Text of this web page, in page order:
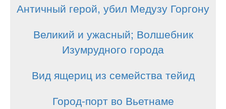
Античный герой, убил Медузу Горгону
Великий и ужасный; Волшебник
Изумрудного города
Вид ящериц из семейства тейид
Город-порт во Вьетнаме